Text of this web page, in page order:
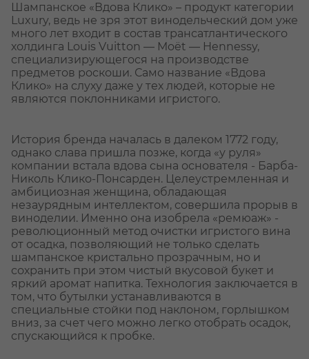
Шампанское «Вдова Клико» – продукт категории
Luxury, ведь не зря этот винодельческий дом уже
много лет входит в состав трансатлантического
холдинга Louis Vuitton — Moët — Hennessy,
специализирующегося на производстве
предметов роскоши. Само название «Вдова
Клико» на слуху даже у тех людей, которые не
являются поклонниками игристого.
История бренда началась в далеком 1772 году,
однако слава пришла позже, когда «у руля»
компании встала вдова сына основателя - Барба-
Николь Клико-Понсарден. Целеустремленная и
амбициозная женщина, обладающая
незаурядным интеллектом, совершила прорыв в
виноделии. Именно она изобрела «ремюаж» -
революционный метод очистки игристого вина
от осадка, позволяющий не только сделать
шампанское кристально прозрачным, но и
сохранить при этом чистый вкусовой букет и
яркий аромат напитка. Технология заключается в
том, что бутылки устанавливаются в
специальные стойки под наклоном, горлышком
вниз, за счет чего можно легко отобрать осадок,
спускающийся к пробке.